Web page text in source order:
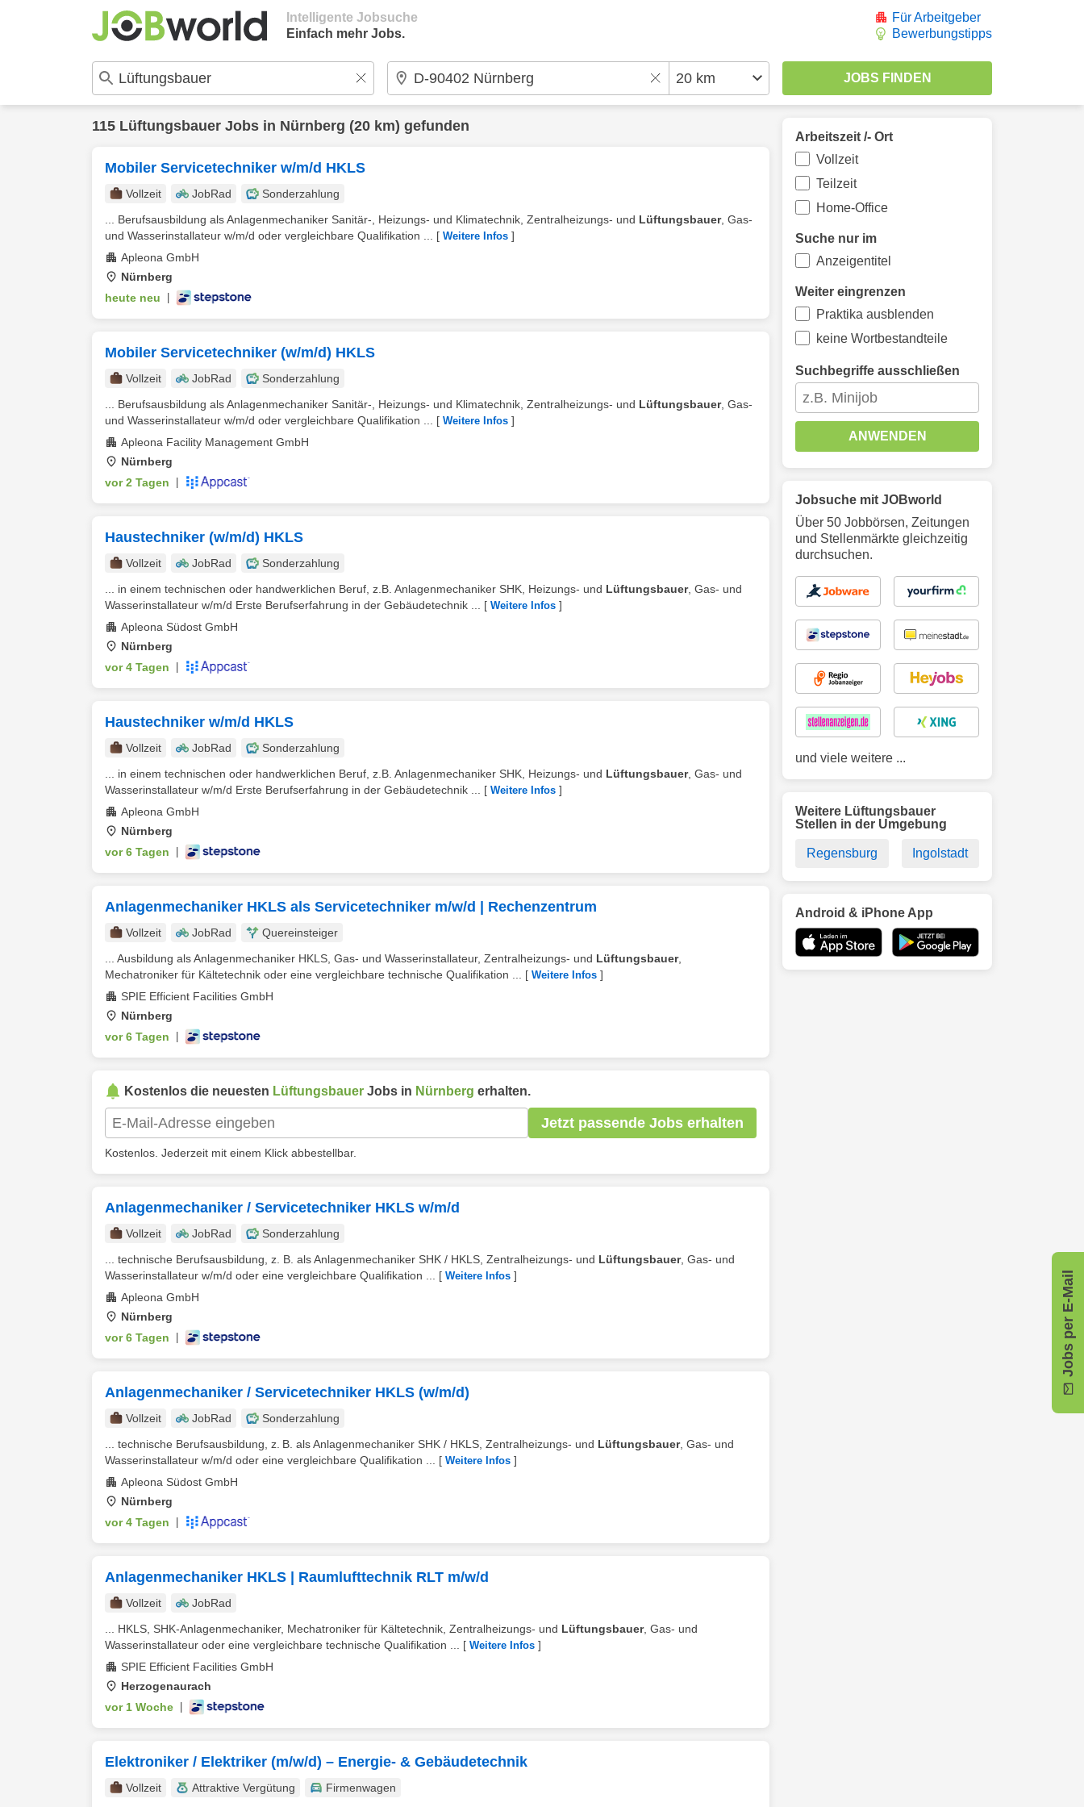
Intelligente Jobsuche
Einfach mehr Jobs.
Für Arbeitgeber
Bewerbungstipps
115 Lüftungsbauer Jobs in Nürnberg (20 km) gefunden
Mobiler Servicetechniker w/m/d HKLS
Vollzeit JobRad
Sonderzahlung
... Berufsausbildung als Anlagenmechaniker Sanitär-, Heizungs- und Klimatechnik, Zentralheizungs- und Lüftungsbauer, Gas-
und Wasserinstallateur w/m/d oder vergleichbare Qualifikation ...
[ Weitere Infos ]
Apleona GmbH
Nürnberg
heute neu
Mobiler Servicetechniker (w/m/d) HKLS
Vollzeit JobRad
Sonderzahlung
... Berufsausbildung als Anlagenmechaniker Sanitär-, Heizungs- und Klimatechnik, Zentralheizungs- und Lüftungsbauer, Gas-
und Wasserinstallateur w/m/d oder vergleichbare Qualifikation ...
[ Weitere Infos ]
Apleona Facility Management GmbH
Nürnberg
vor 2 Tagen
Haustechniker (w/m/d) HKLS
Vollzeit JobRad
Sonderzahlung
... in einem technischen oder handwerklichen Beruf, z.B. Anlagenmechaniker SHK, Heizungs- und Lüftungsbauer, Gas- und
Wasserinstallateur w/m/d Erste Berufserfahrung in der Gebäudetechnik ...
[ Weitere Infos ]
Apleona Südost GmbH
Nürnberg
vor 4 Tagen
Haustechniker w/m/d HKLS
Vollzeit JobRad
Sonderzahlung
... in einem technischen oder handwerklichen Beruf, z.B. Anlagenmechaniker SHK, Heizungs- und Lüftungsbauer, Gas- und
Wasserinstallateur w/m/d Erste Berufserfahrung in der Gebäudetechnik ...
[ Weitere Infos ]
Apleona GmbH
Nürnberg
vor 6 Tagen
Anlagenmechaniker HKLS als Servicetechniker m/w/d | Rechenzentrum
Vollzeit JobRad
Quereinsteiger
... Ausbildung als Anlagenmechaniker HKLS, Gas- und Wasserinstallateur, Zentralheizungs- und Lüftungsbauer,
Mechatroniker für Kältetechnik oder eine vergleichbare technische Qualifikation ...
[ Weitere Infos ]
SPIE Efficient Facilities GmbH
Nürnberg
vor 6 Tagen
Kostenlos die neuesten Lüftungsbauer Jobs in Nürnberg erhalten.
Jetzt passende Jobs erhalten
Kostenlos. Jederzeit mit einem Klick abbestellbar.
Anlagenmechaniker / Servicetechniker HKLS w/m/d
Vollzeit JobRad
Sonderzahlung
... technische Berufsausbildung, z. B. als Anlagenmechaniker SHK / HKLS, Zentralheizungs- und Lüftungsbauer, Gas- und
Wasserinstallateur w/m/d oder eine vergleichbare Qualifikation ...
[ Weitere Infos ]
Apleona GmbH
Nürnberg
vor 6 Tagen
Anlagenmechaniker / Servicetechniker HKLS (w/m/d)
Vollzeit JobRad
Sonderzahlung
... technische Berufsausbildung, z. B. als Anlagenmechaniker SHK / HKLS, Zentralheizungs- und Lüftungsbauer, Gas- und
Wasserinstallateur w/m/d oder eine vergleichbare Qualifikation ...
[ Weitere Infos ]
Apleona Südost GmbH
Nürnberg
vor 4 Tagen
Anlagenmechaniker HKLS | Raumlufttechnik RLT m/w/d
Vollzeit
JobRad
... HKLS, SHK-Anlagenmechaniker, Mechatroniker für Kältetechnik, Zentralheizungs- und Lüftungsbauer, Gas- und
Wasserinstallateur oder eine vergleichbare technische Qualifikation ...
[ Weitere Infos ]
SPIE Efficient Facilities GmbH
Herzogenaurach
vor 1 Woche
Elektroniker / Elektriker (m/w/d) – Energie- & Gebäudetechnik
Vollzeit Attraktive Vergütung Firmenwagen
Jobs per E-Mail
Arbeitszeit /- Ort
Vollzeit
Teilzeit
Home-Office
Suche nur im
Anzeigentitel
Weiter eingrenzen
Praktika ausblenden
keine Wortbestandteile
Suchbegriffe ausschließen
ANWENDEN
Jobsuche mit JOBworld
Über 50 Jobbörsen, Zeitungen
und Stellenmärkte gleichzeitig
durchsuchen.
und viele weitere ...
Weitere Lüftungsbauer
Stellen in der Umgebung
Regensburg Ingolstadt
Android & iPhone App